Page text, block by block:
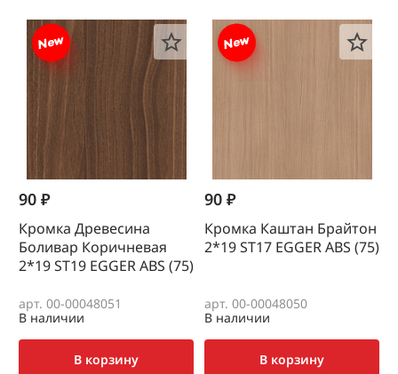
90 ₽
Кромка Древесина
Боливар Коричневая
2*19 SТ19 EGGER ABS (75)
арт. 00-00048051
В наличии
В корзину
90 ₽
Кромка Каштан Брайтон
2*19 SТ17 EGGER ABS (75)
арт. 00-00048050
В наличии
В корзину